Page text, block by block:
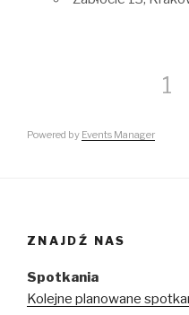
1
Powered by Events Manager
ZNAJDŹ NAS
Spotkania
Kolejne planowane